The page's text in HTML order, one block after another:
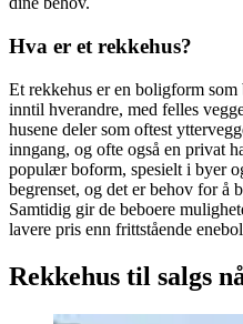
Hva er et rekkehus?
Et rekkehus er en boligform som
inntil hverandre, med felles
husene deler som oftest
inngang, og ofte også en privat
populær boform, spesielt i byer
begrenset, og det er behov for å
Samtidig gir de beboere
lavere pris enn frittstående
Rekkehus til salgs